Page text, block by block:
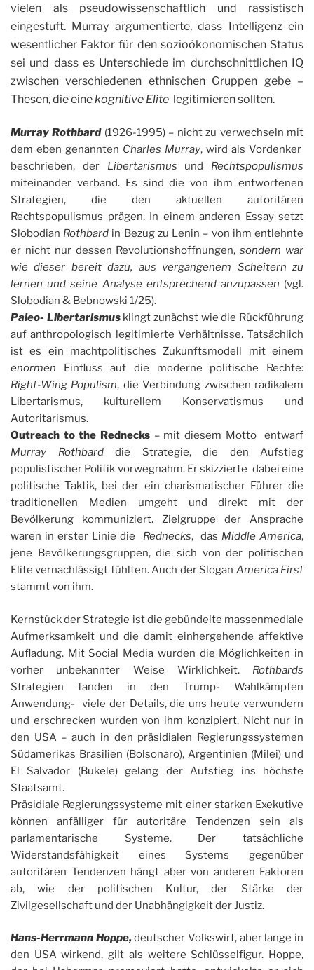
vielen als pseudowissenschaftlich und rassistisch
eingestuft. Murray argumentierte, dass Intelligenz ein
wesentlicher Faktor für den sozioökonomischen Status
sei und dass es Unterschiede im durchschnittlichen IQ
zwischen verschiedenen ethnischen Gruppen gebe –
Thesen, die einekognitive Elite legitimieren sollten.
Murray Rothbard(1926-1995) – nicht zu verwechseln mit
dem eben genannten Charles Murray, wird als Vordenker
beschrieben, der Libertarismus und Rechtspopulismus
miteinander verband. Es sind die von ihm entworfenen
Strategien, die den aktuellen autoritären
Rechtspopulismus prägen. In einem anderen Essay setzt
Slobodian Rothbard in Bezug zu Lenin – von ihm entlehnte
er nicht nur dessen Revolutionshoffnungen,sondern war
wie dieser bereit dazu, aus vergangenem Scheitern zu
lernen und seine Analyse entsprechend anzupassen (vgl.
Slobodian & Bebnowski 1/25).
Paleo- Libertarismus klingt zunächst wie die Rückführung
auf anthropologisch legitimierte Verhältnisse. Tatsächlich
ist es ein machtpolitisches Zukunftsmodell mit einem
enormen Einfluss auf die moderne politische Rechte:
Right-Wing Populism, die Verbindung zwischen radikalem
Libertarismus, kulturellem Konservatismus und
Autoritarismus.
Outreach to the Rednecks – mit diesem Motto entwarf
Murray Rothbarddie Strategie, die den Aufstieg
populistischer Politik vorwegnahm. Er skizzierte dabei eine
politische Taktik, bei der ein charismatischer Führer die
traditionellen Medien umgeht und direkt mit der
Bevölkerung kommuniziert. Zielgruppe der Ansprache
waren in erster Linie die Rednecks, das Middle America,
jene Bevölkerungsgruppen, die sich von der politischen
Elite vernachlässigt fühlten. Auch der Slogan America First
stammt von ihm.
Kernstück der Strategie ist die gebündelte massenmediale
Aufmerksamkeit und die damit einhergehende affektive
Aufladung. Mit Social Media wurden die Möglichkeiten in
vorher unbekannter Weise Wirklichkeit. Rothbards
Strategien fanden in den Trump- Wahlkämpfen
Anwendung- viele der Details, die uns heute verwundern
und erschrecken wurden von ihm konzipiert. Nicht nur in
den USA – auch in den präsidialen Regierungssystemen
Südamerikas Brasilien (Bolsonaro), Argentinien (Milei) und
El Salvador (Bukele) gelang der Aufstieg ins höchste
Staatsamt.
Präsidiale Regierungssysteme mit einer starken Exekutive
können anfälliger für autoritäre Tendenzen sein als
parlamentarische Systeme. Der tatsächliche
Widerstandsfähigkeit eines Systems gegenüber
autoritären Tendenzen hängt aber von anderen Faktoren
ab, wie der politischen Kultur, der Stärke der
Zivilgesellschaft und der Unabhängigkeit der Justiz.
Hans-Herrmann Hoppe, deutscher Volkswirt, aber lange in
den USA wirkend, gilt als weitere Schlüsselfigur. Hoppe,